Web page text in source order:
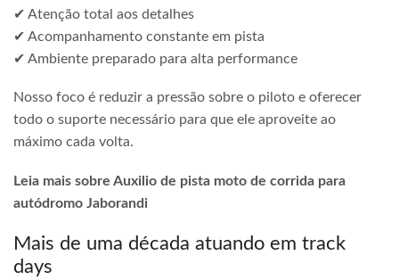
✔ Atenção total aos detalhes
✔ Acompanhamento constante em pista
✔ Ambiente preparado para alta performance
Nosso foco é reduzir a pressão sobre o piloto e oferecer
todo o suporte necessário para que ele aproveite ao
máximo cada volta.
Leia mais sobre Auxilio de pista moto de corrida para
autódromo Jaborandi
Mais de uma década atuando em track
days